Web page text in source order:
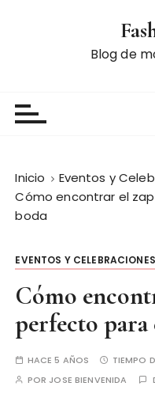
Blog de
Inicio
Eventos y
Cómo encontrar el
boda
EVENTOS Y CELEBRACIONES
Cómo
perfecto para
HACE 5 AÑOS TIEMPO
POR JOSE BIENVENIDA